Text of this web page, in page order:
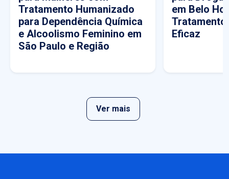
Tratamento Humanizado
para Dependência Química
e Alcoolismo Feminino em
São Paulo e Região
em Belo
Tratamento
Eficaz
Ver mais